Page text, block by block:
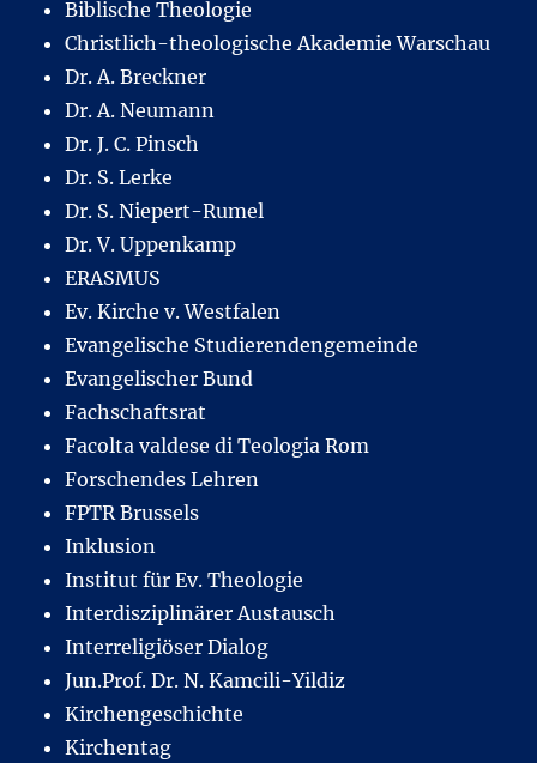
Biblische Theologie
Christlich-theologische Akademie Warschau
Dr. A. Breckner
Dr. A. Neumann
Dr. J. C. Pinsch
Dr. S. Lerke
Dr. S. Niepert-Rumel
Dr. V. Uppenkamp
ERASMUS
Ev. Kirche v. Westfalen
Evangelische Studierendengemeinde
Evangelischer Bund
Fachschaftsrat
Facolta valdese di Teologia Rom
Forschendes Lehren
FPTR Brussels
Inklusion
Institut für Ev. Theologie
Interdisziplinärer Austausch
Interreligiöser Dialog
Jun.Prof. Dr. N. Kamcili-Yildiz
Kirchengeschichte
Kirchentag